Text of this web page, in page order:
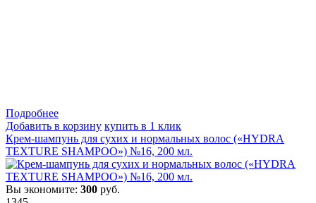
Подробнеe
Добавить в корзину купить в 1 клик
Крем-шампунь для сухих и нормальных волос («HYDRA
TEXTURE SHAMPOO») №16, 200 мл.
Вы экономите: 300 руб.